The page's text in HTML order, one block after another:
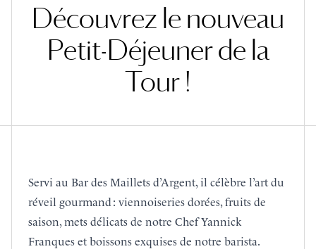
Découvrez le nouveau
Petit-Déjeuner de la
Tour !
Servi au Bar des Maillets d’Argent, il célèbre l’art du
réveil gourmand : viennoiseries dorées, fruits de
saison, mets délicats de notre Chef Yannick
Franques et boissons exquises de notre barista.